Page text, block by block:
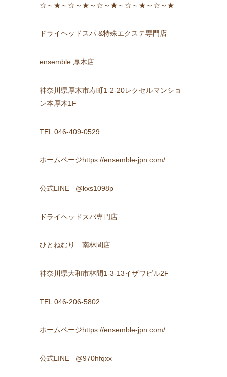
☆～★～☆～★～☆～★～☆～★～☆～★
ドライヘッドスパ &特殊エクステ専門店
ensemble 厚木店
神奈川県厚木市寿町1-2-20レクセルマンショ
ン本厚木1F
TEL 046-409-0529
ホームページhttps://ensemble-jpn.com/
公式LINE @kxs1098p
ドライヘッドスパ専門店
ひとねむり 南林間店
神奈川県大和市林間1-3-13イザワビル2F
TEL 046-206-5802
ホームページhttps://ensemble-jpn.com/
公式LINE @970hfqxx